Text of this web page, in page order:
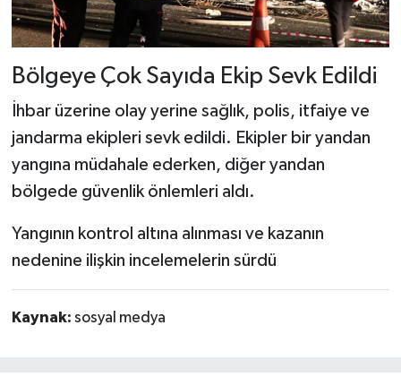
Bölgeye Çok Sayıda Ekip Sevk Edildi
İhbar üzerine olay yerine sağlık, polis, itfaiye ve
jandarma ekipleri sevk edildi. Ekipler bir yandan
yangına müdahale ederken, diğer yandan
bölgede güvenlik önlemleri aldı.
Yangının kontrol altına alınması ve kazanın
nedenine ilişkin incelemelerin sürdü
Kaynak: sosyal medya